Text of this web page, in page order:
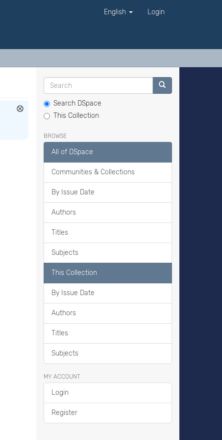
English Login
Search DSpace
This Collection
BROWSE
All of DSpace
Communities & Collections
By Issue Date
Authors
Titles
Subjects
This Collection
By Issue Date
Authors
Titles
Subjects
MY ACCOUNT
Login
Register